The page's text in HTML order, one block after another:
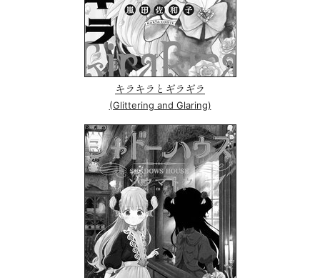
キラキラとギラギラ
(Glittering and Glaring)